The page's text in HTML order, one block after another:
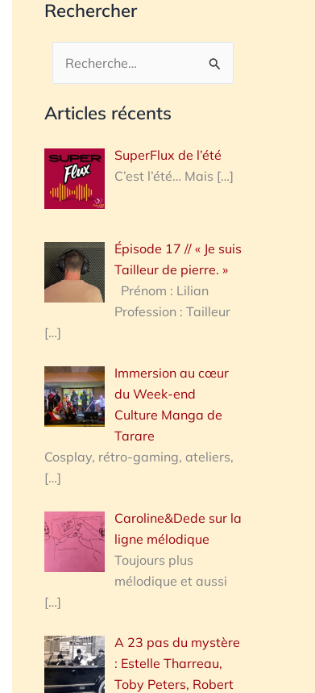
Rechercher
Rechercher :
Articles récents
SuperFlux de l’été
C’est l’été… Mais […]
Épisode 17 // « Je suis
Tailleur de pierre. »
Prénom : Lilian
Profession : Tailleur
[…]
Immersion au cœur
du Week-end
Culture Manga de
Tarare
Cosplay, rétro-gaming, ateliers,
[…]
Caroline&Dede sur la
ligne mélodique
Toujours plus
mélodique et aussi
[…]
A 23 pas du mystère
: Estelle Tharreau,
Toby Peters, Robert